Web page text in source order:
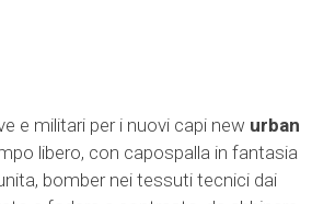
e militari per i nuovi capi new urban
libero, con capospalla in fantasia
bomber nei tessuti tecnici dai